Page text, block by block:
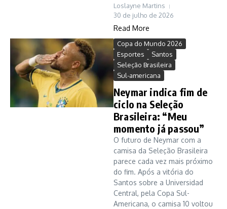
Loslayne Martins
30 de julho de 2026
Read More
Copa do Mundo 2026
Esportes
Santos
Seleção Brasileira
Sul-americana
Neymar indica fim de
ciclo na Seleção
Brasileira: “Meu
momento já passou”
O futuro de Neymar com a
camisa da Seleção Brasileira
parece cada vez mais próximo
do fim. Após a vitória do
Santos sobre a Universidad
Central, pela Copa Sul-
Americana, o camisa 10 voltou